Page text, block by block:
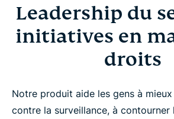
Leadership du
initiatives en
droits
Notre produit aide les gens à
contre la surveillance, à contourner